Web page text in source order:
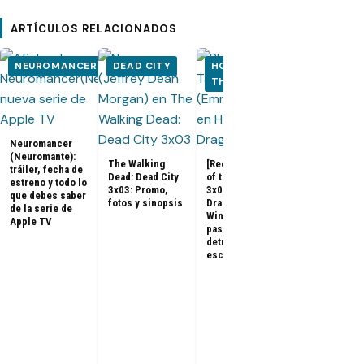
ARTÍCULOS RELACIONADOS
NEUROMANCER
Neuromancer
(Neuromante):
tráiler, fecha de
estreno y todo lo
que debes saber
de la serie de
Apple TV
DEAD CITY
The Walking
Dead: Dead City
3x03: Promo,
fotos y sinopsis
HOUSE OF
THE DRAGON
[Recap] House
of the Dragon
3x07 «The
Dragon in
Winter»: qué
pasó, análisis y
detrás de
escena